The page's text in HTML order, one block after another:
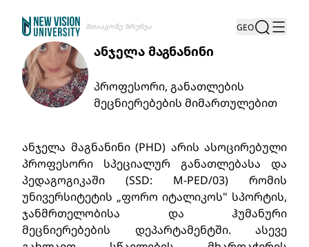
Შთააგონე Ზრუნვა GEO
ანჯელა მაგნანინი
პროფესორი, განათლების
მეცნიერებების მიმართულებით
ანჯელა მაგნანინი (PHD) არის ასოცირებული
პროფესორი სპეციალურ განათლებასა და
პედაგოგიკაში (SSD: M-PED/03) რომის
უნივერსიტეტის „ფორო იტალიკოს" სპორტის,
ჯანმრთელობისა და ჰუმანური
მეცნიერებების დეპარტამენტში. ასევე